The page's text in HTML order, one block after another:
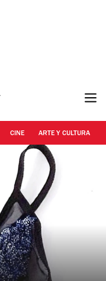
CINE ARTE Y CULTURA